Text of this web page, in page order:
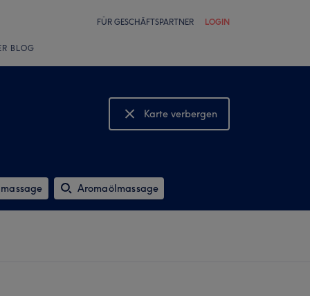
FÜR GESCHÄFTSPARTNER LOGIN
BLOG
Karte verbergen
Karte anzeigen
Aromaölmassage